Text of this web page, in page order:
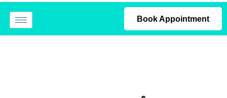
Book Appointment